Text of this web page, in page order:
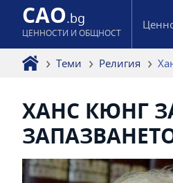
CAO.bg
ЦЕННОСТИ И ОБЩНОСТ
Теми Религия
ХАНС КЮНГ